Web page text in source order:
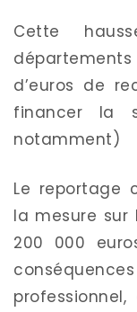
Cette
départements
d’euros de
financer la
notamment)
Le reportage
la mesure sur
200 000